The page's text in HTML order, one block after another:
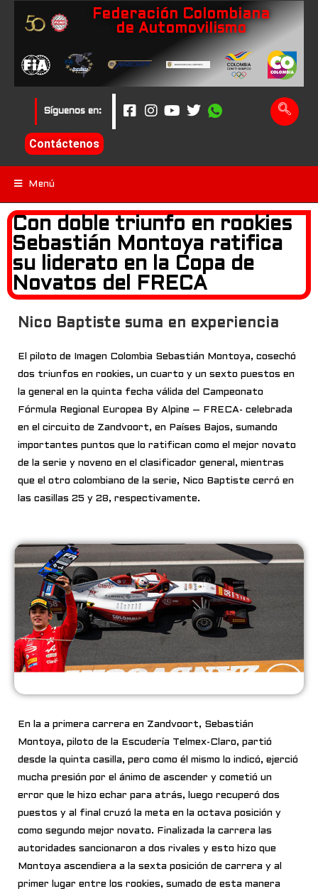
Federación Colombiana
de Automovilismo
Síguenos en:
Contáctenos
Menú
Con doble triunfo en rookies
Sebastián Montoya ratifica
su liderato en la Copa de
Novatos del FRECA
Nico Baptiste suma en experiencia
El piloto de Imagen Colombia Sebastián Montoya, cosechó
dos triunfos en rookies, un cuarto y un sexto puestos en
la general en la quinta fecha válida del Campeonato
Fórmula Regional Europea By Alpine – FRECA- celebrada
en el circuito de Zandvoort, en Países Bajos, sumando
importantes puntos que lo ratifican como el mejor novato
de la serie y noveno en el clasificador general, mientras
que el otro colombiano de la serie, Nico Baptiste cerró en
las casillas 25 y 28, respectivamente.
En la a primera carrera en Zandvoort, Sebastián
Montoya, piloto de la Escudería Telmex-Claro, partió
desde la quinta casilla, pero como él mismo lo indicó, ejerció
mucha presión por el ánimo de ascender y cometió un
error que le hizo echar para atrás, luego recuperó dos
puestos y al final cruzó la meta en la octava posición y
como segundo mejor novato. Finalizada la carrera las
autoridades sancionaron a dos rivales y esto hizo que
Montoya ascendiera a la sexta posición de carrera y al
primer lugar entre los rookies, sumado de esta manera